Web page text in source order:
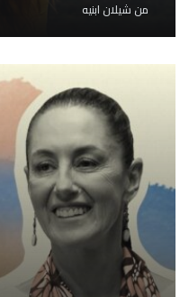
من شيلان ابنيه